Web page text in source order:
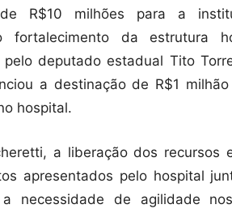
R$10 milhões para a
fortalecimento da estrutura
deputado estadual Tito
a destinação de R$1
hospital.
a liberação dos recursos
apresentados pelo hospital
a necessidade de agilidade